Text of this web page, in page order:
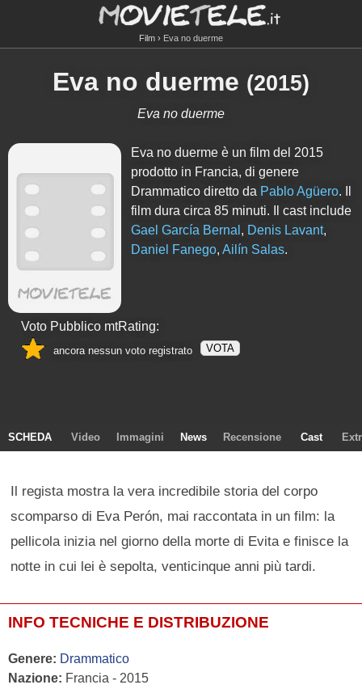
Film Eva no duerme
Eva no duerme (2015)
Eva no duerme
Eva no duerme è un film del 2015
prodotto in Francia, di genere
Drammatico diretto da Pablo Agüero. Il
film dura circa85 minuti. Il cast include
Gael García Bernal , Denis Lavant,
Daniel Fanego,Ailín Salas.
Voto Pubblico mtRating:
ancora nessun voto registrato VOTA
SCHEDA Video Immagini News Recensione Cast
Il regista mostra la vera incredibile storia del corpo
scomparso di Eva Perón, mai raccontata in un film: la
pellicola inizia nel giorno della morte di Evita e finisce la
notte in cui lei è sepolta, venticinque anni più tardi.
INFO TECNICHE E DISTRIBUZIONE
Genere: Drammatico
Nazione: Francia - 2015